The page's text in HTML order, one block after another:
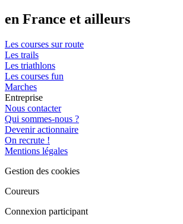
en France et ailleurs
Les courses sur route
Les trails
Les triathlons
Les courses fun
Marches
Entreprise
Nous contacter
Qui sommes-nous ?
Devenir actionnaire
On recrute !
Mentions légales
Gestion des cookies
Coureurs
Connexion participant